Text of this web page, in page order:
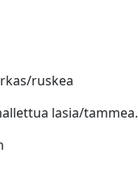
ruskea
lasia/tammea.